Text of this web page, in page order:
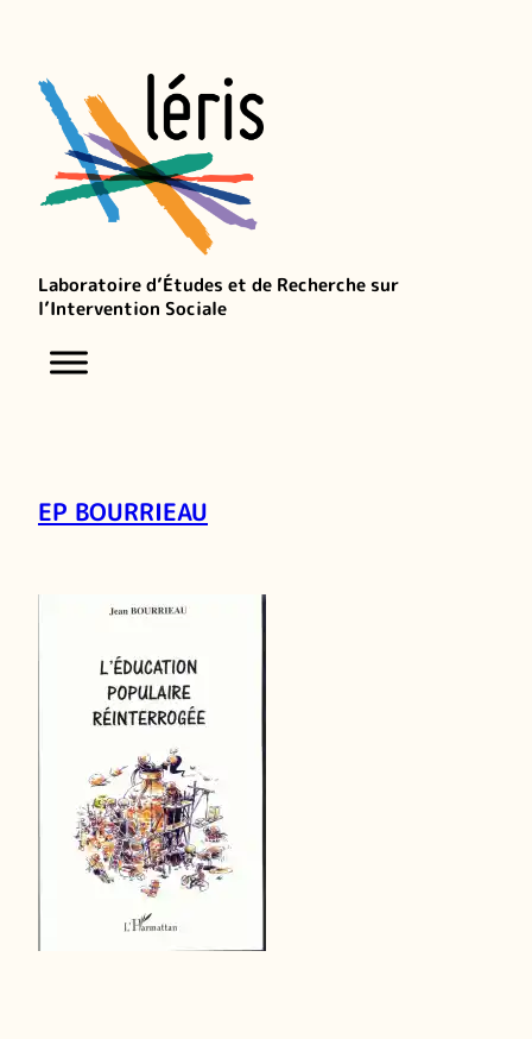
Laboratoire d’Études et de Recherche sur
l’Intervention Sociale
EP BOURRIEAU